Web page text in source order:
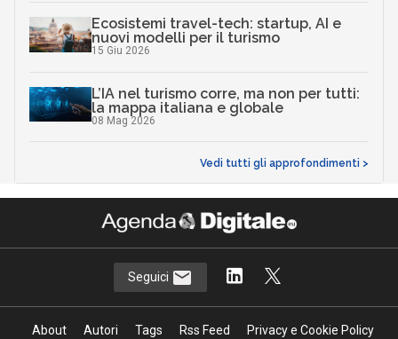
Ecosistemi travel-tech: startup, AI e
nuovi modelli per il turismo
15 Giu 2026
L’IA nel turismo corre, ma non per tutti:
la mappa italiana e globale
08 Mag 2026
Vedi tutti gli approfondimenti >
Seguici
About Autori Tags Rss Feed
Privacy e Cookie Policy